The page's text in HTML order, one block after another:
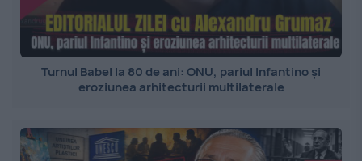
Turnul Babel la 80 de ani: ONU, pariul Infantino și
eroziunea arhitecturii multilaterale